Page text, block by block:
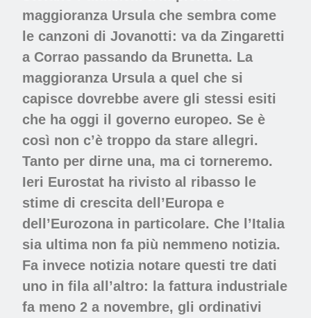
maggioranza Ursula che sembra come
le canzoni di Jovanotti: va da Zingaretti
a Corrao passando da Brunetta. La
maggioranza Ursula a quel che si
capisce dovrebbe avere gli stessi esiti
che ha oggi il governo europeo. Se è
così non c’è troppo da stare allegri.
Tanto per dirne una, ma ci torneremo.
Ieri Eurostat ha rivisto al ribasso le
stime di crescita dell’Europa e
dell’Eurozona in particolare. Che l’Italia
sia ultima non fa più nemmeno notizia.
Fa invece notizia notare questi tre dati
uno in fila all’altro: la fattura industriale
fa meno 2 a novembre, gli ordinativi